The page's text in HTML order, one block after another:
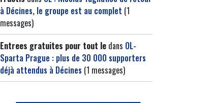
à Décines, le groupe est au complet (1
messages)
Entrees gratuites pour tout le dans OL-
Sparta Prague : plus de 30 000 supporters
déjà attendus à Décines (1 messages)